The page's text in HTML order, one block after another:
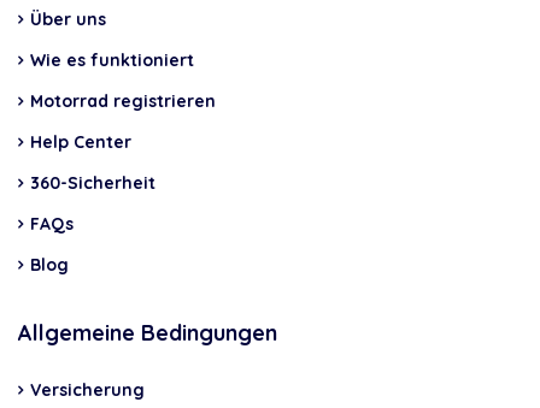
Über uns
Wie es funktioniert
Motorrad registrieren
Help Center
360-Sicherheit
FAQs
Blog
Allgemeine Bedingungen
Versicherung